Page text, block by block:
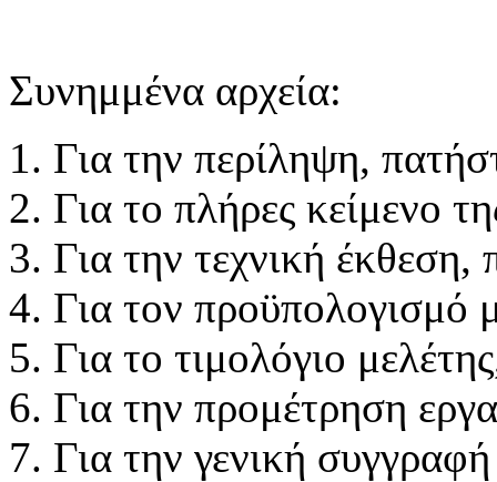
Συνημμένα αρχεία:
Για την περίληψη,
Για το πλήρες κείμενο
Για την τεχνική έκθεση,
Για τον προϋπολογισμό
Για το τιμολόγιο
Για την προμέτρηση
Για την γενική